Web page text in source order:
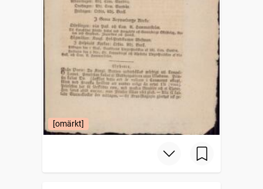
[omärkt]